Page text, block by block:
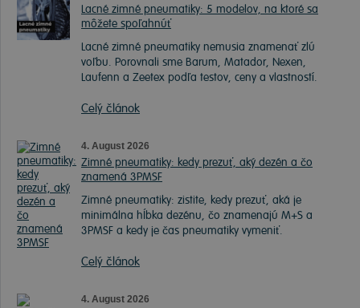
Lacné zimné pneumatiky: 5 modelov, na ktoré sa
môžete spoľahnúť
Lacné zimné pneumatiky nemusia znamenať zlú
voľbu. Porovnali sme Barum, Matador, Nexen,
Laufenn a Zeetex podľa testov, ceny a vlastností.
Celý článok
4. August 2026
Zimné pneumatiky: kedy prezuť, aký dezén a čo
znamená 3PMSF
Zimné pneumatiky: zistite, kedy prezuť, aká je
minimálna hĺbka dezénu, čo znamenajú M+S a
3PMSF a kedy je čas pneumatiky vymeniť.
Celý článok
4. August 2026